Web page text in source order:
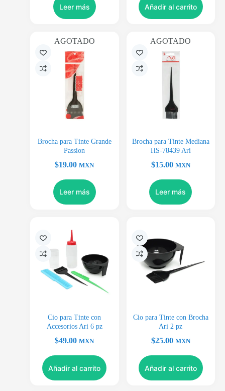
Leer más Añadir al carrito
AGOTADO
Brocha para Tinte Grande
Passion
$19.00 MXN
Leer más
AGOTADO
Brocha para Tinte Mediana
HS-78439 Ari
$15.00 MXN
Leer más
Cio para Tinte con
Accesorios Ari 6 pz
$49.00 MXN
Añadir al carrito
Cio para Tinte con Brocha
Ari 2 pz
$25.00 MXN
Añadir al carrito